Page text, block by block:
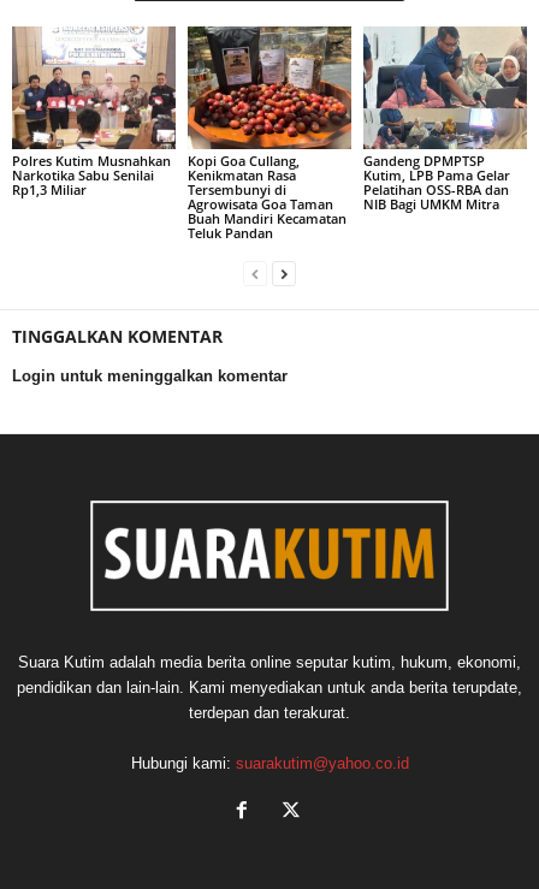
Polres Kutim Musnahkan
Narkotika Sabu Senilai
Rp1,3 Miliar
Kopi Goa Cullang,
Kenikmatan Rasa
Tersembunyi di
Agrowisata Goa Taman
Buah Mandiri Kecamatan
Teluk Pandan
Gandeng DPMPTSP
Kutim, LPB Pama Gelar
Pelatihan OSS-RBA dan
NIB Bagi UMKM Mitra
TINGGALKAN KOMENTAR
Login untuk meninggalkan komentar
Suara Kutim adalah media berita online seputar kutim, hukum, ekonomi,
pendidikan dan lain-lain. Kami menyediakan untuk anda berita terupdate,
terdepan dan terakurat.
Hubungi kami: suarakutim@yahoo.co.id